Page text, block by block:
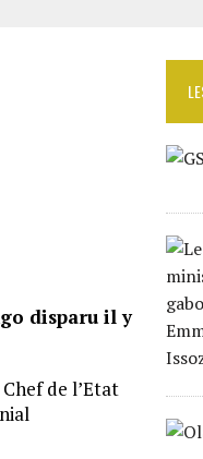
disparu il y
de l’Etat